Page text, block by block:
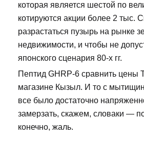
которая является шестой по
котируются акции более 2 тыс.
разрастаться пузырь на рынке
недвижимости, и чтобы не
японского сценария 80-х гг.
Пептид GHRP-6 сравнить цены
магазине Кызыл. И то с
все было достаточно
замерзать, скажем, словаки —
конечно, жаль.